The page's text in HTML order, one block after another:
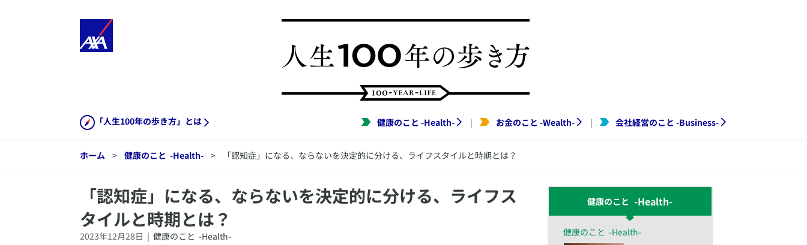
「人生100年の歩き方」とは 健康のこと -Health- | お金のこと -Wealth- | 会社経営のこと -Business-
ホーム > 健康のこと -Health- > 「認知症」になる、ならないを決定的に分ける、ライフスタイルと時期とは？
​「認知症」になる、ならないを決定的に分ける、ライフス
タイルと時期とは？
2023年12月28日 | 健康のこと -Health-
健康のこと -Health-
健康のこと -Health-